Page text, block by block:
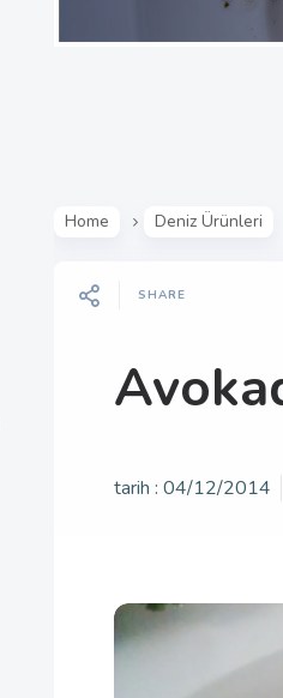
Home Deniz Ürünleri
SHARE
tarih : 04/12/2014